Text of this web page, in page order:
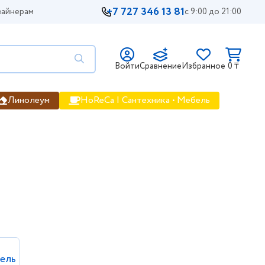
+7 727 346 13 81с 9:00 до 21:00
ВойтиСравнениеИзбранное 0 ₸
Линолеум HoReCa | Сантехника • Мебель